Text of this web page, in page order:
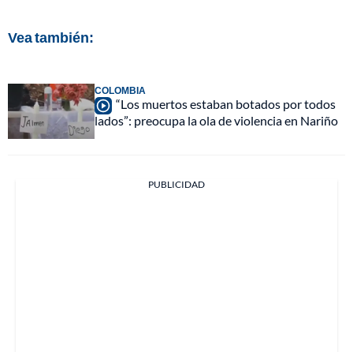
Vea también:
COLOMBIA
“Los muertos estaban botados por todos
lados”: preocupa la ola de violencia en Nariño
PUBLICIDAD